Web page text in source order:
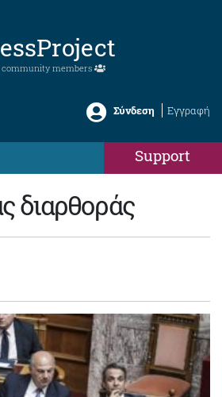
community members
Σύνδεση Εγγραφή
Support
διαρθοράς